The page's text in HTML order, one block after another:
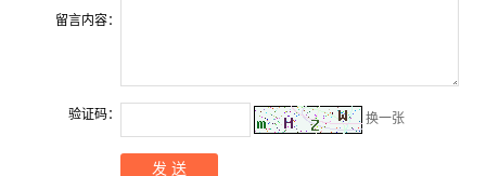
留言内容：
验证码： 换一张